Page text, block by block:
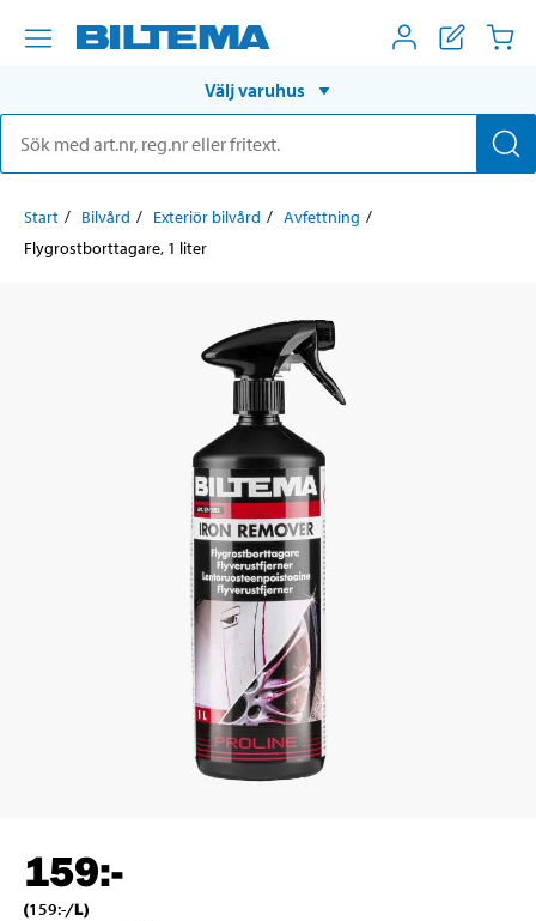
Välj varuhus
Start Bilvård Exteriör bilvård
Avfettning
Flygrostborttagare, 1 liter
159:-
(159:-/L)